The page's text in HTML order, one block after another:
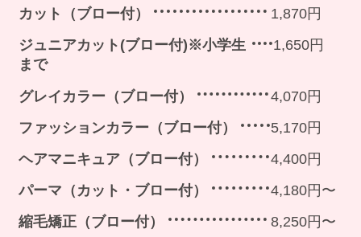
カット（ブロー付）
1,870円
ジュニアカット(ブロー付)※小学生
まで
1,650円
グレイカラー（ブロー付）
4,070円
ファッションカラー（ブロー付）
5,170円
ヘアマニキュア（ブロー付）
4,400円
パーマ（カット・ブロー付）
4,180円〜
縮毛矯正（ブロー付）
8,250円〜